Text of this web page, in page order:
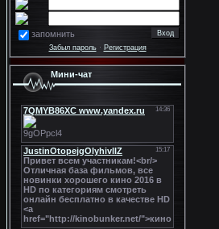
запомнить
Забыл пароль· Регистрация
Мини-чат